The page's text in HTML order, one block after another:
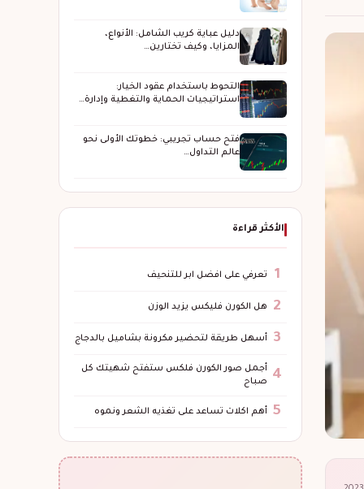
دليل عباية كريب الشامل: الأنواع،
المزايا، وكيف تختارين…
التحوط باستخدام عقود الخيار:
استراتيجيات الحماية والتغطية وإدارة…
فتح حساب تجريبي: خطوتك الأولى نحو
عالم التداول…
الأكثر قراءة
1 تعرفي على افضل ابر للتنحيف
2 هل الكورن فليكس يزيد الوزن
3 أسهل طريقة لتحضير مكرونة بشاميل بالدجاج
4
أجمل صور الكورن فلكس ستفتح شهيتك كل
صباح
5 أهم اكلات تساعد على تغذيه الشعر ونموه